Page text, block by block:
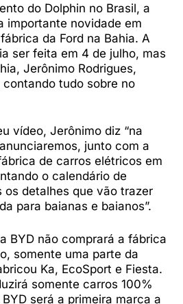
do Dolphin no Brasil, a
importante novidade em
da Ford na Bahia. A
ser feita em 4 de julho, mas
Jerônimo Rodrigues,
tudo sobre no
vídeo, Jerônimo diz “na
junto com a
de carros elétricos em
o calendário de
os detalhes que vão trazer
para baianas e baianos”.
BYD não comprará a fábrica
somente uma parte da
Ka, EcoSport e Fiesta.
somente carros 100%
será a primeira marca a